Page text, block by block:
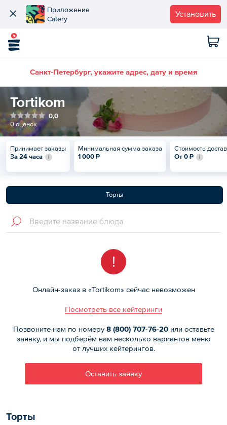
Приложение
Catery
Установить
Санкт-Петербург, укажите адрес, дату и время
Tortikom
0,0
0 оценок
Принимает заказы
За 24 часа
Минимальная сумма заказа
1 000 ₽
Стоимость
От 0 ₽
Торты
!
Онлайн-заказ в «Tortikom» сейчас невозможен
Посмотреть все кейтеринги
Позвоните нам по номеру8 (800) 707-76-20или оставьте
заявку, и мы подберём вам несколько вариантов меню
от лучших кейтерингов.
Оставить заявку
Торты